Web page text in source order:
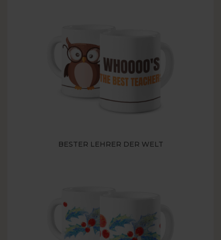
BESTER LEHRER DER WELT